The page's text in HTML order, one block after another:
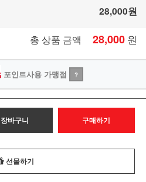
28,000원
총 상품 금액 28,000 원
포인트사용 가맹점 ?
장바구니 구매하기
선물하기